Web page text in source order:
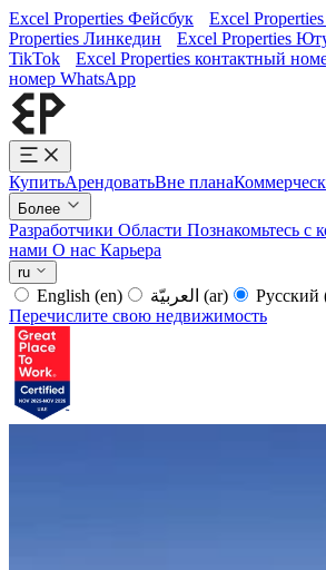
Excel Properties Фейсбук Excel
Properties Линкедин
Excel Properties
TikTok
Excel Properties контактный
номер WhatsApp
КупитьАрендоватьВне плана
Более
Разработчики Области Познакомьтесь с
нами О нас Карьера
ru
English (en) (ar) Русский
Перечислите свою недвижимость